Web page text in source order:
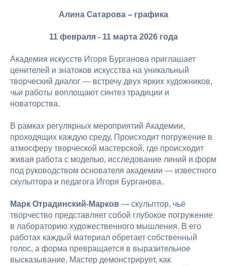
Алина Сатарова – графика
11 февраля - 11 марта 2026 года
Академия искусств Игоря Бурганова приглашает
ценителей и знатоков искусства на уникальный
творческий диалог — встречу двух ярких художников,
чьи работы воплощают синтез традиции и
новаторства.
В рамках регулярных мероприятий Академии,
проходящих каждую среду, Происходит погружение в
атмосферу творческой мастерской, где происходит
живая работа с моделью, исследование линий и форм
под руководством основателя академии — известного
скульптора и педагога Игоря Бурганова.
Марк Отрадинский‑Марков — скульптор, чьё
творчество представляет собой глубокое погружение
в лабораторию художественного мышления. В его
работах каждый материал обретает собственный
голос, а форма превращается в выразительное
высказывание. Мастер демонстрирует, как